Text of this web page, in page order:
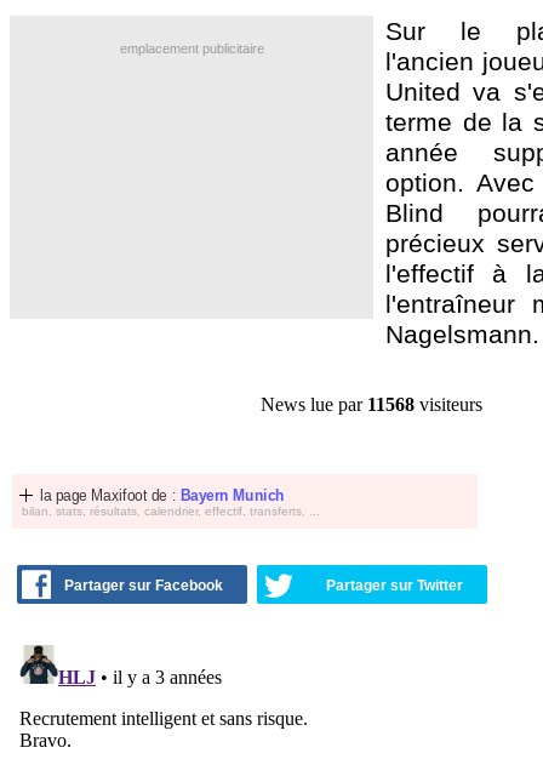
emplacement publicitaire
Sur le
l'ancien
United va
terme de la
année
option.
Blind
précieux
l'effectif à
l'entraîneur
Nagelsmann.
News lue par 11568visiteurs
la page Maxifoot de : Bayern Munich
bilan, stats, résultats, calendrier, effectif, transferts, ...
Partager sur Facebook Partager sur Twitter